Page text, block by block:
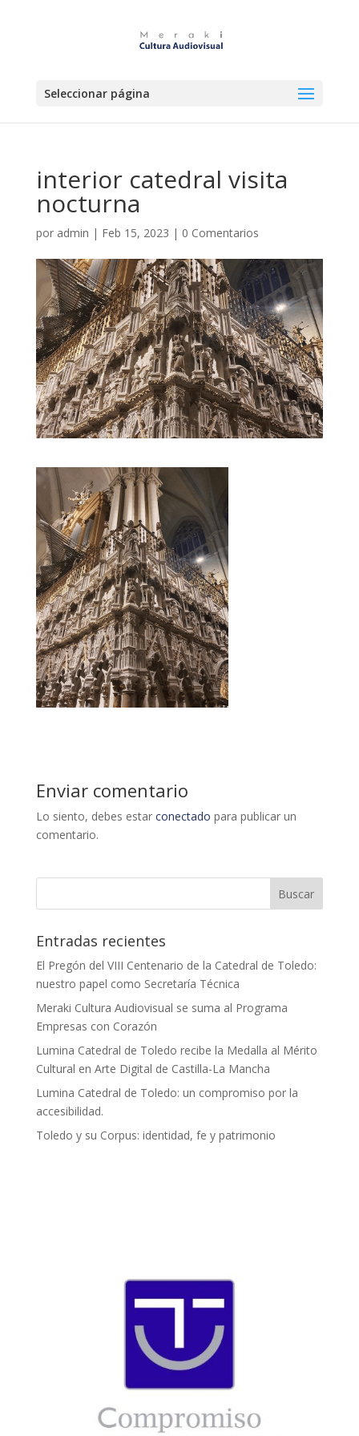
Seleccionar página
interior catedral visita
nocturna
por admin | Feb 15, 2023 | 0 Comentarios
Enviar comentario
Lo siento, debes estar conectado para publicar un
comentario.
Entradas recientes
El Pregón del VIII Centenario de la Catedral de Toledo:
nuestro papel como Secretaría Técnica
Meraki Cultura Audiovisual se suma al Programa
Empresas con Corazón
Lumina Catedral de Toledo recibe la Medalla al Mérito
Cultural en Arte Digital de Castilla-La Mancha
Lumina Catedral de Toledo: un compromiso por la
accesibilidad.
Toledo y su Corpus: identidad, fe y patrimonio